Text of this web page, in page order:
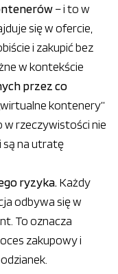
– i to w
się w ofercie,
i zakupić bez
w kontekście
przez co
kontenery”
w rzeczywistości nie
są na utratę
ryzyka. Każdy
odbywa się w
To oznacza
zakupowy i